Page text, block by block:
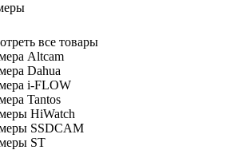
все товары
Altcam
Dahua
i-FLOW
Tantos
HiWatch
SSDCAM
ST